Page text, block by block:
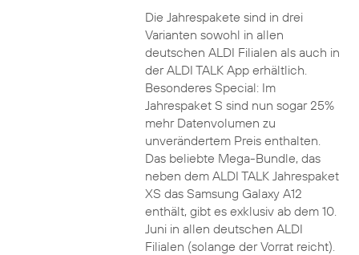
Die Jahrespakete sind in drei
Varianten sowohl in allen
deutschen ALDI Filialen als auch in
der ALDI TALK App erhältlich.
Besonderes Special: Im
Jahrespaket S sind nun sogar 25%
mehr Datenvolumen zu
unverändertem Preis enthalten.
Das beliebte Mega-Bundle, das
neben dem ALDI TALK Jahrespaket
XS das Samsung Galaxy A12
enthält, gibt es exklusiv ab dem 10.
Juni in allen deutschen ALDI
Filialen (solange der Vorrat reicht).